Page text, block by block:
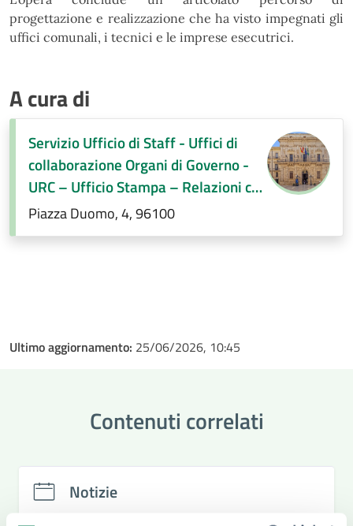
progettazione e realizzazione che ha visto impegnati gli
uffici comunali, i tecnici e le imprese esecutrici.
A cura di
Servizio Ufficio di Staff - Uffici di
collaborazione Organi di Governo -
URC – Ufficio Stampa – Relazioni con
la città
Piazza Duomo, 4, 96100
Ultimo aggiornamento: 25/06/2026, 10:45
Contenuti correlati
Notizie